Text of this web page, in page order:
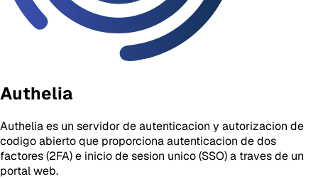
Authelia
Authelia es un servidor de autenticacion y autorizacion de
codigo abierto que proporciona autenticacion de dos
factores (2FA) e inicio de sesion unico (SSO) a traves de un
portal web.